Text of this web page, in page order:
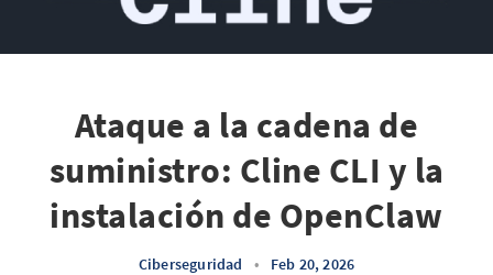
Ataque a la cadena de
suministro: Cline CLI y la
instalación de OpenClaw
Ciberseguridad • Feb 20, 2026